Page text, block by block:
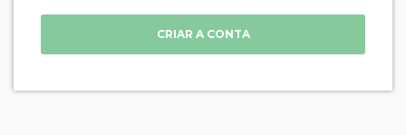
CRIAR A CONTA